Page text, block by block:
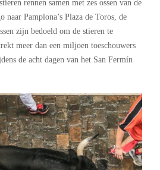
rennen samen met zes ossen van de
naar Pamplona’s Plaza de Toros, de
zijn bedoeld om de stieren te
meer dan een miljoen toeschouwers
de acht dagen van het San Fermín